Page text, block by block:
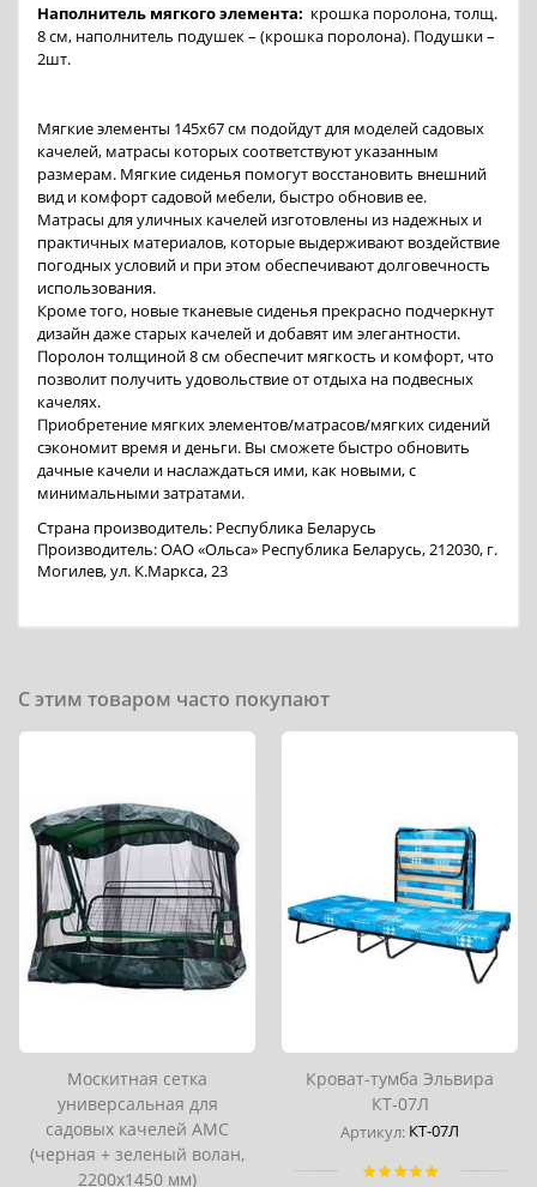
Наполнитель мягкого элемента: крошка поролона, толщ.
8 см, наполнитель подушек – (крошка поролона). Подушки –
2шт.
Мягкие элементы 145х67 см подойдут для моделей садовых
качелей, матрасы которых соответствуют указанным
размерам. Мягкие сиденья помогут восстановить внешний
вид и комфорт садовой мебели, быстро обновив ее.
Матрасы для уличных качелей изготовлены из надежных и
практичных материалов, которые выдерживают воздействие
погодных условий и при этом обеспечивают долговечность
использования.
Кроме того, новые тканевые сиденья прекрасно подчеркнут
дизайн даже старых качелей и добавят им элегантности.
Поролон толщиной 8 см обеспечит мягкость и комфорт, что
позволит получить удовольствие от отдыха на подвесных
качелях.
Приобретение мягких элементов/матрасов/мягких сидений
сэкономит время и деньги. Вы сможете быстро обновить
дачные качели и наслаждаться ими, как новыми, с
минимальными затратами.
Страна производитель: Республика Беларусь
Производитель: ОАО «Ольса» Республика Беларусь, 212030, г.
Могилев, ул. К.Маркса, 23
С этим товаром часто покупают
Москитная сетка
универсальная для
садовых качелей АМС
(черная + зеленый волан,
2200х1450 мм)
Кроват-тумба Эльвира
КТ-07Л
Артикул: КТ-07Л